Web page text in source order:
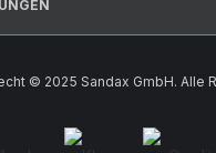
© 2025 Sandax GmbH. Alle